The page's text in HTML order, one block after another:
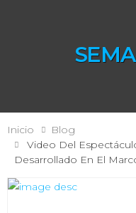
Inicio
Blog
Video Del
Desarrollado En El